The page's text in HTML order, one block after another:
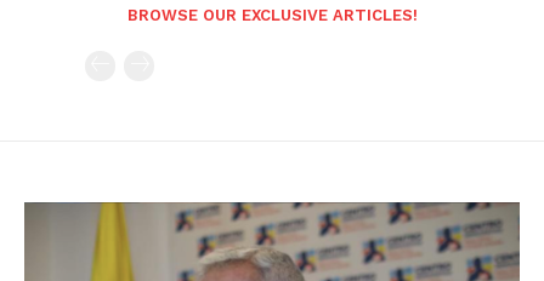
BROWSE OUR EXCLUSIVE ARTICLES!